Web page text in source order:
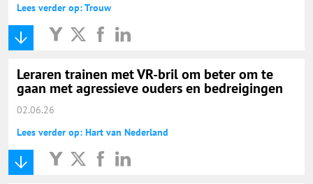
Lees verder op: Trouw
Leraren trainen met VR-bril om beter om te
gaan met agressieve ouders en bedreigingen
02.06.26
Lees verder op: Hart van Nederland